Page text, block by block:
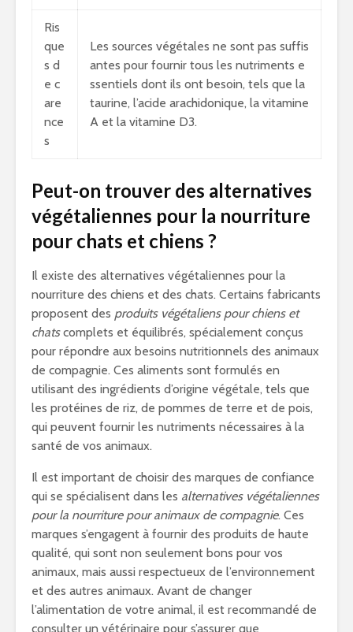
Ris
que
s d
e c
are
nce
s
Les sources végétales ne sont pas suffis
antes pour fournir tous les nutriments e
ssentiels dont ils ont besoin, tels que la
taurine, l’acide arachidonique, la vitamine
A et la vitamine D3.
Peut-on trouver des alternatives
végétaliennes pour la nourriture
pour chats et chiens ?
Il existe des alternatives végétaliennes pour la
nourriture des chiens et des chats. Certains fabricants
proposent des produits végétaliens pour chiens et
chatscomplets et équilibrés, spécialement conçus
pour répondre aux besoins nutritionnels des animaux
de compagnie. Ces aliments sont formulés en
utilisant des ingrédients d’origine végétale, tels que
les protéines de riz, de pommes de terre et de pois,
qui peuvent fournir les nutriments nécessaires à la
santé de vos animaux.
Il est important de choisir des marques de confiance
qui se spécialisent dans les alternatives végétaliennes
pour la nourriture pour animaux de compagnie. Ces
marques s’engagent à fournir des produits de haute
qualité, qui sont non seulement bons pour vos
animaux, mais aussi respectueux de l’environnement
et des autres animaux. Avant de changer
l’alimentation de votre animal, il est recommandé de
consulter un vétérinaire pour s’assurer que